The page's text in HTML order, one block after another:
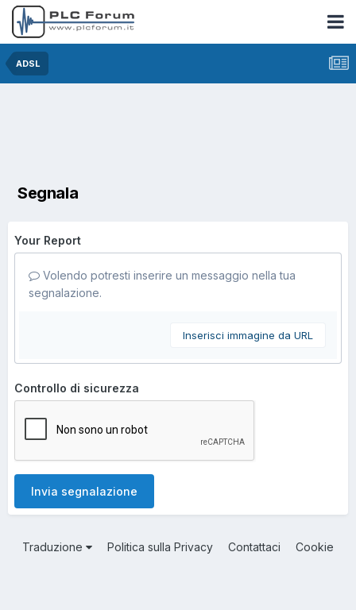
ADSL
Segnala
Your Report
Volendo potresti inserire un messaggio nella tua
segnalazione.
Inserisci immagine da URL
Controllo di sicurezza
Invia segnalazione
Traduzione Politica sulla Privacy Contattaci Cookie